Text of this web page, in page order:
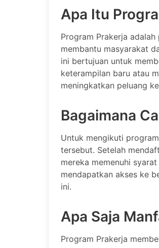
Apa Itu
Program Prakerja
membantu masyarakat
ini bertujuan untuk
keterampilan baru atau
meningkatkan peluang
Bagaimana
Untuk mengikuti
tersebut. Setelah
mereka memenuhi
mendapatkan akses ke
ini.
Apa Saja
Program Prakerja